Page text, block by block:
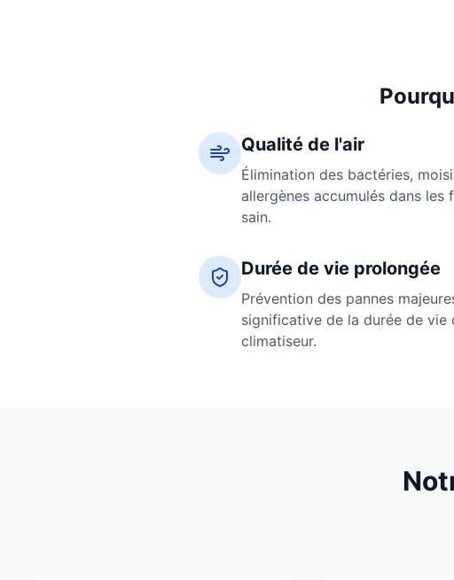
Qualité de l'air
Élimination des bactéries,
allergènes accumulés dans les
sain.
Durée de vie prolongée
Prévention des pannes
significative de la durée de vie
climatiseur.